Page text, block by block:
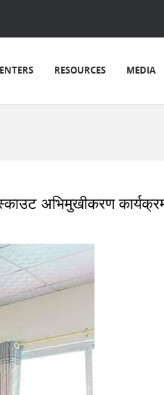
RESOURCES MEDIA
अभिमुखीकरण